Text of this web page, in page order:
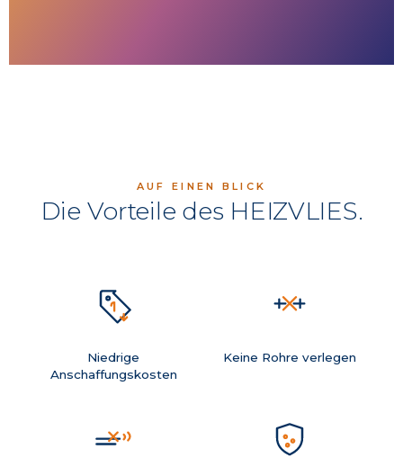
AUF EINEN BLICK
Die Vorteile des HEIZVLIES.
Niedrige
Anschaffungskosten
Keine Rohre verlegen